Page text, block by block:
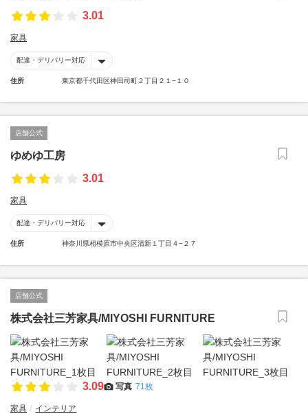
3.01
家具
配達・デリバリー対応
住所 東京都千代田区神田司町２丁目２１−１０
店舗公式
ゆめゆ工房
3.01
家具
配達・デリバリー対応
住所 神奈川県相模原市中央区清新１丁目４−２７
店舗公式
株式会社三芳家具/MIYOSHI FURNITURE
3.09 写真 71枚
家具 インテリア